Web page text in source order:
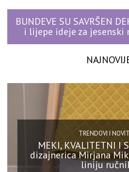
BUNDEVE SU SAVRŠEN
i lijepe ideje za jesenski
TRENDOVI I
MEKI, KVALITETNI I
dizajnerica Mirjana
liniju